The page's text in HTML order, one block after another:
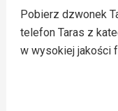
Pobierz dzwonek
telefon Taras z
w wysokiej jakości